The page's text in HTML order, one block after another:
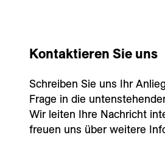
Kontaktieren Sie uns
Schreiben Sie uns Ihr
Frage in die
Wir leiten Ihre Nachricht
freuen uns über weitere